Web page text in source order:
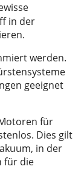
in der
werden.
geeignet
für
Dies gilt
in der
für die